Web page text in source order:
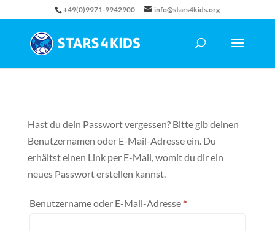
+49(0)9971-9942900 info@stars4kids.org
Hast du dein Passwort vergessen? Bitte gib deinen
Benutzernamen oder E-Mail-Adresse ein. Du
erhältst einen Link per E-Mail, womit du dir ein
neues Passwort erstellen kannst.
Benutzername oder E-Mail-Adresse*Erforderlich